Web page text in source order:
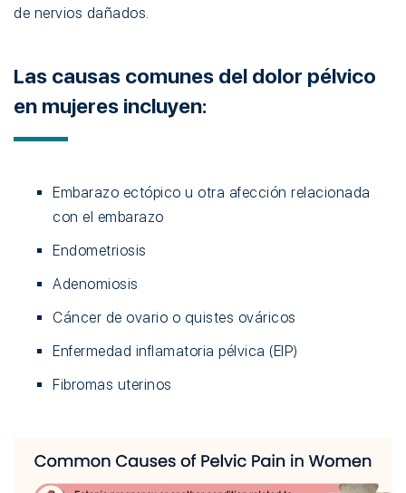
de nervios dañados.
Las causas comunes del dolor pélvico
en mujeres incluyen:
Embarazo ectópico u otra afección relacionada
con el embarazo
Endometriosis
Adenomiosis
Cáncer de ovario o quistes ováricos
Enfermedad inflamatoria pélvica (EIP)
Fibromas uterinos